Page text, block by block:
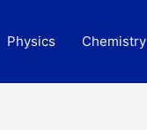
Physics Chemistry